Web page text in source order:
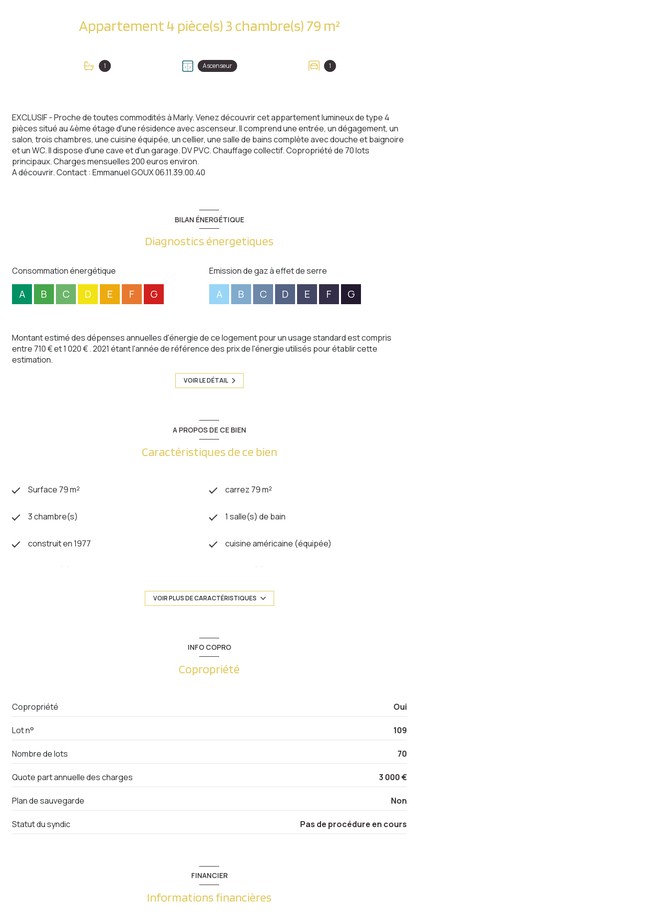
Appartement 4 pièce(s) 3 chambre(s) 79 m²
1 Ascenseur 1
EXCLUSIF - Proche de toutes commodités à Marly. Venez découvrir cet appartement lumineux de type 4
pièces situé au 4ème étage d'une résidence avec ascenseur. Il comprend une entrée, un dégagement, un
salon, trois chambres, une cuisine équipée, un cellier, une salle de bains complète avec douche et baignoire
et un WC. Il dispose d'une cave et d'un garage. DV PVC. Chauffage collectif. Copropriété de 70 lots
principaux. Charges mensuelles 200 euros environ.
A découvrir. Contact : Emmanuel GOUX 06.11.39.00.40
BILAN ÉNERGÉTIQUE
Diagnostics énergetiques
Consommation énergétique
A B C D E F G
Emission de gaz à effet de serre
A B C D E F G
Montant estimé des dépenses annuelles d'énergie de ce logement pour un usage standard est compris
entre 710 € et 1 020 € . 2021 étant l'année de référence des prix de l'énergie utilisés pour établir cette
estimation.
VOIR LE DÉTAIL
A PROPOS DE CE BIEN
Caractéristiques de ce bien
Surface 79 m² carrez 79 m²
3 chambre(s) 1 salle(s) de bain
construit en 1977 cuisine américaine (équipée)
1 garage(s) 1 niveau(x)
5 étage(s)
interphone
VOIR PLUS DE CARACTÉRISTIQUES
INFO COPRO
Copropriété
Copropriété Oui
Lot n° 109
Nombre de lots 70
Quote part annuelle des charges 3 000 €
Plan de sauvegarde Non
Statut du syndic Pas de procédure en cours
FINANCIER
Informations financières